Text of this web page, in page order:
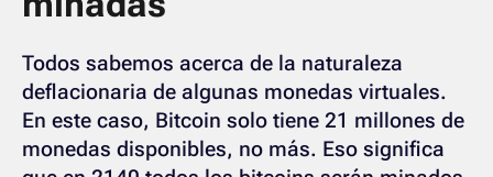
Todos sabemos acerca de la naturaleza
deflacionaria de algunas monedas virtuales.
En este caso, Bitcoin solo tiene 21 millones de
monedas disponibles, no más. Eso significa